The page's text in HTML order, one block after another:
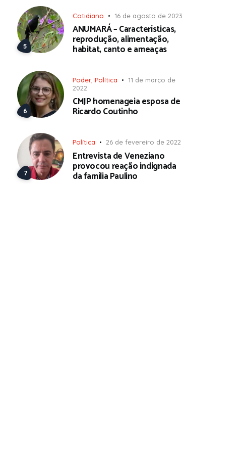
Cotidiano 16 de agosto de 2023
ANUMARÁ – Características,
reprodução, alimentação,
habitat, canto e ameaças
Poder Política
11 de março de
2022
CMJP homenageia esposa de
Ricardo Coutinho
Política 26 de fevereiro de 2022
Entrevista de Veneziano
provocou reação indignada
da família Paulino